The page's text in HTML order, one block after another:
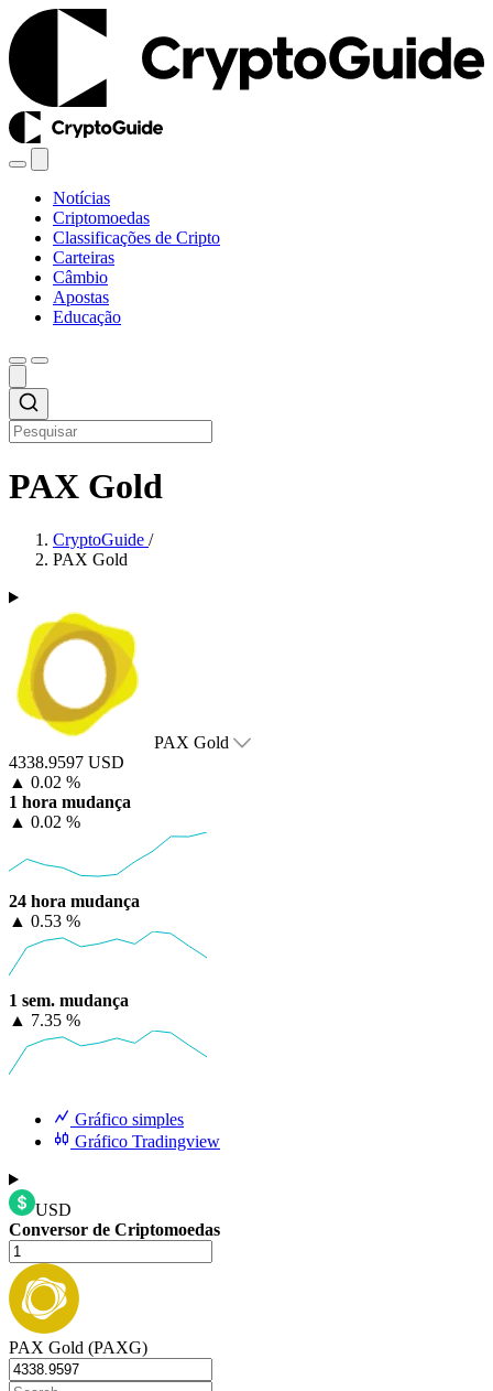
Notícias
Criptomoedas
Classificações de Cripto
Carteiras
Câmbio
Apostas
Educação
PAX Gold
CryptoGuide /
PAX Gold
PAX Gold
4338.9597 USD
▲ 0.02 %
1 hora mudança
▲ 0.02 %
24 hora mudança
▲ 0.53 %
1 sem. mudança
▲ 7.35 %
Gráfico simples
Gráfico Tradingview
USD
Conversor de Criptomoedas
PAX Gold (PAXG)